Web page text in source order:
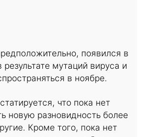
появился в
мутаций вируса и
в ноябре.
что пока нет
новую разновидность более
Кроме того, пока нет